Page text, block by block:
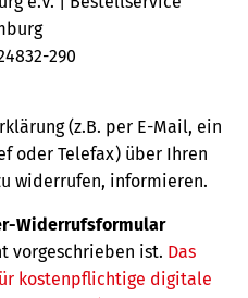
290
(z.B. per E-Mail, ein
oder Telefax) über Ihren
widerrufen, informieren.
Widerrufsformular
vorgeschrieben ist. Das
kostenpflichtige digitale